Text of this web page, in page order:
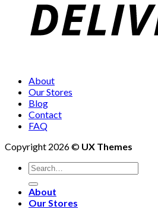
About
Our Stores
Blog
Contact
FAQ
Copyright 2026 © UX Themes
About
Our Stores